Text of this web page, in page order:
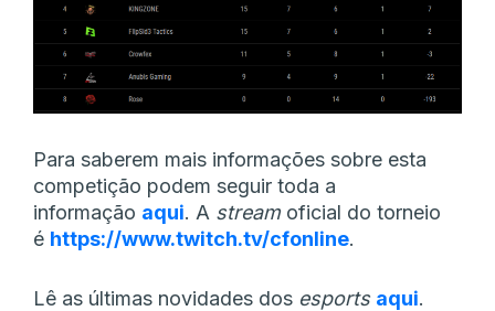
Para saberem mais informações sobre esta
competição podem seguir toda a
informação aqui. A streamoficial do torneio
é https://www.twitch.tv/cfonline.
Lê as últimas novidades dos esports aqui.